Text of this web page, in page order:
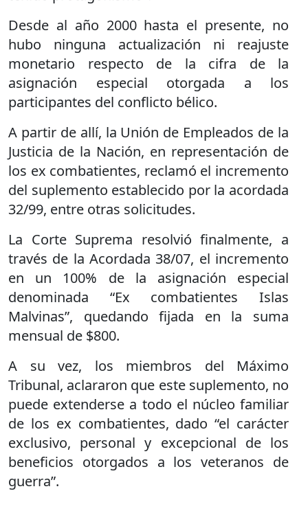
Desde al año 2000 hasta el presente, no
hubo ninguna actualización ni reajuste
monetario respecto de la cifra de la
asignación especial otorgada a los
participantes del conflicto bélico.
A partir de allí, la Unión de Empleados de la
Justicia de la Nación, en representación de
los ex combatientes, reclamó el incremento
del suplemento establecido por la acordada
32/99, entre otras solicitudes.
La Corte Suprema resolvió finalmente, a
través de la Acordada 38/07, el incremento
en un 100% de la asignación especial
denominada “Ex combatientes Islas
Malvinas”, quedando fijada en la suma
mensual de $800.
A su vez, los miembros del Máximo
Tribunal, aclararon que este suplemento, no
puede extenderse a todo el núcleo familiar
de los ex combatientes, dado “el carácter
exclusivo, personal y excepcional de los
beneficios otorgados a los veteranos de
guerra”.